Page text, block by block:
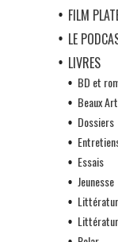
FILM
LE
LIVRES
BD et
Beaux
Dossiers
Essais
Jeunesse